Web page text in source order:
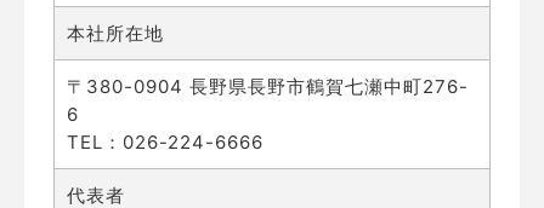
本社所在地
〒380-0904 長野県長野市鶴賀七瀬中町276-
6
TEL：026-224-6666
代表者